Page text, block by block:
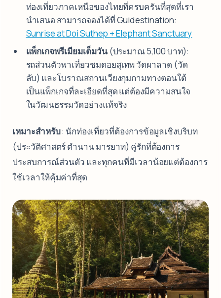
ท่องเที่ยวภาคเหนือของไทยที่ครบครันที่สุดที่เรา
นำเสนอ สามารถจองได้ที่ Guidestination:
Sunrise at Doi Suthep + Elephant Sanctuary
แพ็กเกจพรีเมียมเต็มวัน(ประมาณ 5,100 บาท):
รถส่วนตัวพาเที่ยวชมดอยสุเทพ วัดผาลาด (วัด
ลับ) และโบราณสถานเวียงกุมกามทางตอนใต้
เป็นแพ็กเกจที่ละเอียดที่สุด แต่ต้องมีความสนใจ
ในวัฒนธรรมวัดอย่างแท้จริง
เหมาะสำหรับ: นักท่องเที่ยวที่ต้องการข้อมูลเชิงบริบท
(ประวัติศาสตร์ ตำนาน มารยาท) คู่รักที่ต้องการ
ประสบการณ์ส่วนตัว และทุกคนที่มีเวลาน้อยแต่ต้องการ
ใช้เวลาให้คุ้มค่าที่สุด